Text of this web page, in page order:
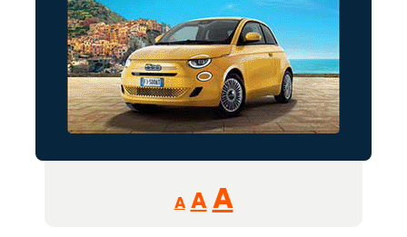
A
Reducir
tamaño
A Restablecer
AAumentar